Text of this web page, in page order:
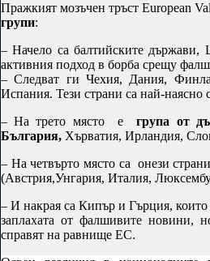
Пражкият мозъчен тръст European
групи:
– Начело са балтийските държави,
активния подход в борба срещу
–Следват ги Чехия, Дания,
Испания. Тези страни са най-наясно
– На трето място егрупа от
България, Хърватия, Ирландия,
– На четвърто място са онези
(Австрия,Унгария, Италия,
– И накрая са Кипър и Гърция, които
заплахата от фалшивите новини,
справят на равнище ЕС.